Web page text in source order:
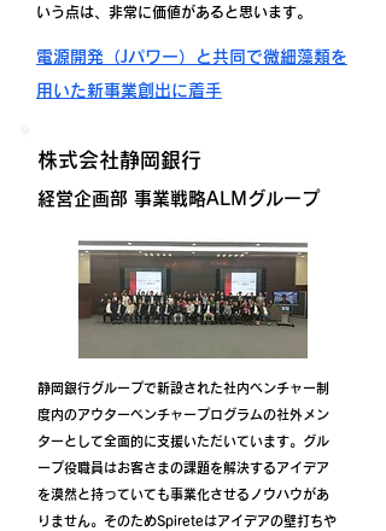
いう点は、非常に価値があると思います。
電源開発（Jパワー）と共同で微細藻類を
用いた新事業創出に着手
株式会社静岡銀行
経営企画部 事業戦略ALMグループ
静岡銀行グループで新設された社内ベンチャー制
度内のアウターベンチャープログラムの社外メン
ターとして全面的に支援いただいています。グル
ープ役職員はお客さまの課題を解決するアイデア
を漠然と持っていても事業化させるノウハウがあ
りません。そのためSpireteはアイデアの壁打ちや